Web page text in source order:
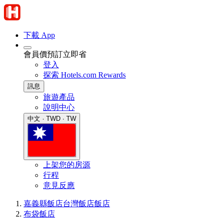
下載 App
會員價預訂立即省
登入
探索 Hotels.com Rewards
訊息
旅遊產品
說明中心
中文 · TWD · TW
上架您的房源
行程
意見反應
嘉義縣飯店台灣飯店飯店
布袋飯店